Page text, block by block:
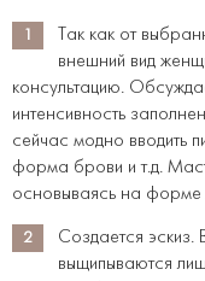
Так как от
внешний вид
консультацию.
интенсивность
сейчас модно вводить
форма брови и т.д.
основываясь на форме
Создается эскиз.
выщипываются